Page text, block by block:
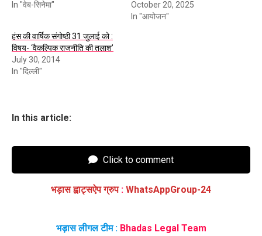
In "वेब-सिनेमा"
October 20, 2025
In "आयोजन"
हंस की वार्षिक संगोष्ठी 31 जुलाई को :
विषय- ‘वैकल्पिक राजनीति की तलाश’
July 30, 2014
In "दिल्ली"
In this article:
Click to comment
भड़ास ह्वाट्सऐप ग्रुप : WhatsAppGroup-24
भड़ास लीगल टीम : Bhadas Legal Team